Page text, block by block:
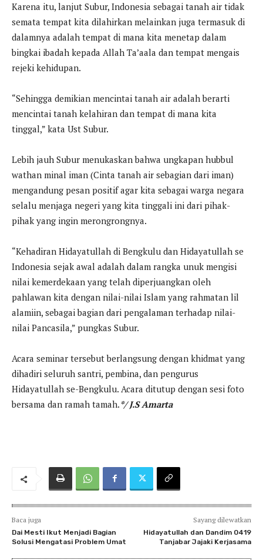
Karena itu, lanjut Subur, Indonesia sebagai tanah air tidak
semata tempat kita dilahirkan melainkan juga termasuk di
dalamnya adalah tempat di mana kita menetap dalam
bingkai ibadah kepada Allah Ta’aala dan tempat mengais
rejeki kehidupan.
“Sehingga demikian mencintai tanah air adalah berarti
mencintai tanah kelahiran dan tempat di mana kita
tinggal,” kata Ust Subur.
Lebih jauh Subur menukaskan bahwa ungkapan hubbul
wathan minal iman (Cinta tanah air sebagian dari iman)
mengandung pesan positif agar kita sebagai warga negara
selalu menjaga negeri yang kita tinggali ini dari pihak-
pihak yang ingin merongrongnya.
“Kehadiran Hidayatullah di Bengkulu dan Hidayatullah se
Indonesia sejak awal adalah dalam rangka unuk mengisi
nilai kemerdekaan yang telah diperjuangkan oleh
pahlawan kita dengan nilai-nilai Islam yang rahmatan lil
alamiin, sebagai bagian dari pengalaman terhadap nilai-
nilai Pancasila,” pungkas Subur.
Acara seminar tersebut berlangsung dengan khidmat yang
dihadiri seluruh santri, pembina, dan pengurus
Hidayatullah se-Bengkulu. Acara ditutup dengan sesi foto
bersama dan ramah tamah.*/ J.S Amarta
Baca juga
Dai Mesti Ikut Menjadi Bagian
Solusi Mengatasi Problem Umat
Sayang dilewatkan
Hidayatullah dan Dandim 0419
Tanjabar Jajaki Kerjasama